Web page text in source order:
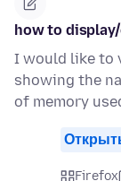
how to
I would like to
showing the
of memory
Firefox